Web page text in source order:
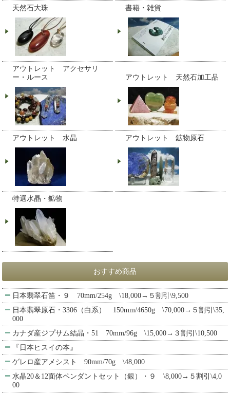
天然石大珠 書籍・雑貨
アウトレット アクセサリ
ー・ルース
アウトレット 天然石加工品
アウトレット 水晶 アウトレット 鉱物原石
特選水晶・鉱物
おすすめ商品
日本翡翠石笛・９ 70mm/254g \18,000→５割引\9,500
日本翡翠原石・3306（白系） 150mm/4650g \70,000→５割引\35,
000
カナダ産ジプサム結晶・51 70mm/96g \15,000→３割引\10,500
『日本ヒスイの本』
ゲレロ産アメシスト 90mm/70g \48,000
水晶20＆12面体ペンダントセット（銀）・９ \8,000→５割引\4,0
00